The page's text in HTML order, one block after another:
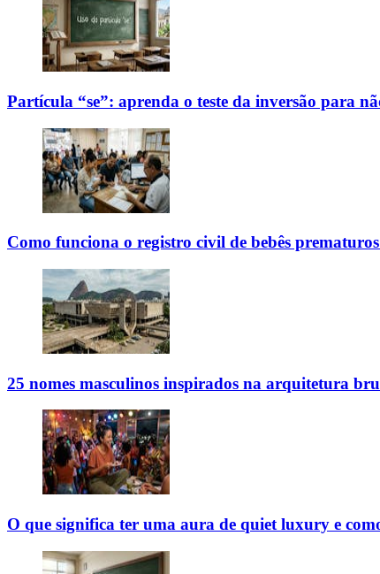
Partícula “se”: aprenda o teste da inversão para
Como funciona o registro civil de bebês
25 nomes masculinos inspirados na arquitetura
O que significa ter uma aura de quiet luxury e